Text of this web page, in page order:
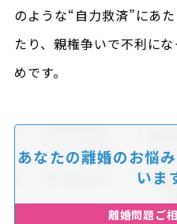
のような“自力救済”にあ
たり、親権争いで不利に
めです。
あなたの離婚のお悩
いま
離婚問題ご